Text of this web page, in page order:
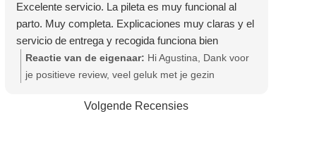
Excelente servicio. La pileta es muy funcional al
parto. Muy completa. Explicaciones muy claras y el
servicio de entrega y recogida funciona bien
Reactie van de eigenaar: Hi Agustina, Dank voor
je positieve review, veel geluk met je gezin
BevallingsbadenVolgende Recensies